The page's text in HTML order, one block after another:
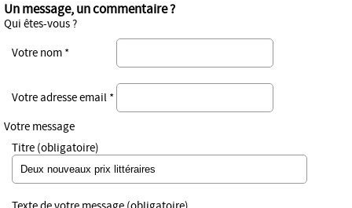
Un message, un commentaire ?
Qui êtes-vous ?
Votre nom *
Votre adresse email *
Votre message
Titre (obligatoire)